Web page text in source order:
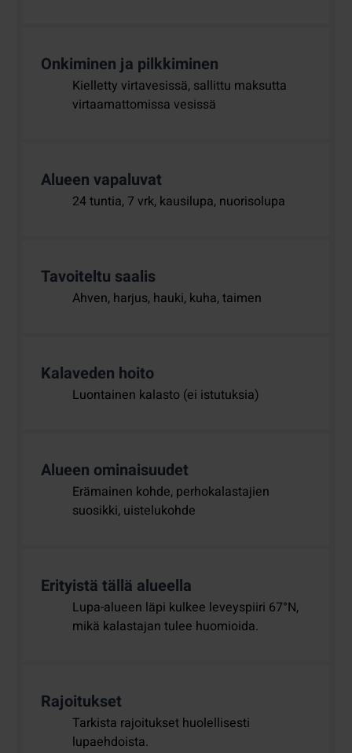
Onkiminen ja pilkkiminen
Kielletty virtavesissä, sallittu maksutta
virtaamattomissa vesissä
Alueen vapaluvat
24 tuntia, 7 vrk, kausilupa, nuorisolupa
Tavoiteltu saalis
Ahven, harjus, hauki, kuha, taimen
Kalaveden hoito
Luontainen kalasto (ei istutuksia)
Alueen ominaisuudet
Erämainen kohde, perhokalastajien
suosikki, uistelukohde
Erityistä tällä alueella
Lupa-alueen läpi kulkee leveyspiiri 67°N,
mikä kalastajan tulee huomioida.
Rajoitukset
Tarkista rajoitukset huolellisesti
lupaehdoista.